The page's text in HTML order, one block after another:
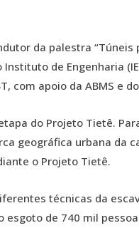
da palestra
de Engenharia
com apoio da ABMS e do
do Projeto Tietê.
geográfica urbana da
o Projeto Tietê.
técnicas da
de 740 mil